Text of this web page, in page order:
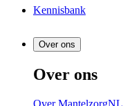
Kennisbank
Over ons
Over ons
Over MantelzorgNL